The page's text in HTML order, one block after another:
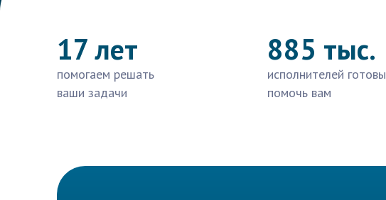
17 лет
помогаем решать
ваши задачи
885 тыс.
исполнителей готовы
помочь вам